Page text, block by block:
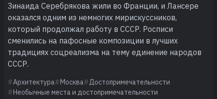
Зинаида Серебрякова жили во Франции, и Лансере
оказался одним из немногих мирискуссников,
который продолжал работу в СССР. Росписи
сменились на пафосные композиции в лучших
традициях соцреализма на тему единение народов
СССР.
Архитектура Москва
Достопримечательности
Необычные места и достопримечательности